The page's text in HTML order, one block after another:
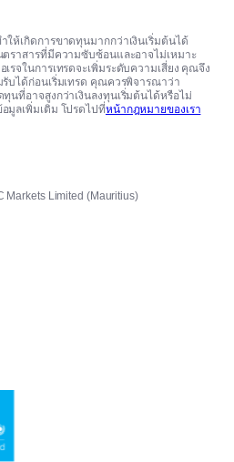
ให้เกิดการขาดทุนมากกว่าเงินเริ่มต้นได้
ราสารที่มีความซับซ้อนและอาจไม่เหมาะ
รจในการเทรดจะเพิ่มระดับความเสี่ยง คุณจึง
รับได้ก่อนเริ่มเทรด คุณควรพิจารณาว่า
นที่อาจสูงกว่าเงินลงทุนเริ่มต้นได้หรือไม่
มูลเพิ่มเติม โปรดไปที่หน้ากฎหมายของเรา
Markets Limited (Mauritius)